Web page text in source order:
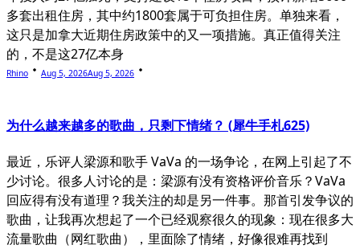
多套出租住房，其中约1800套属于可负担住房。单独来看，
这只是加拿大近期住房政策中的又一项措施。真正值得关注
的，不是这27亿本身
Rhino Aug 5, 2026Aug 5, 2026
为什么越来越多的歌曲，只剩下情绪？ (犀牛手札625)
最近，乐评人梁源和歌手 VaVa 的一场争论，在网上引起了不
少讨论。很多人讨论的是：梁源有没有资格评价音乐？VaVa
回应得有没有道理？我关注的却是另一件事。那首引发争议的
歌曲，让我再次想起了一个已经观察很久的现象：现在很多大
流量歌曲（网红歌曲），里面除了情绪，好像很难再找到